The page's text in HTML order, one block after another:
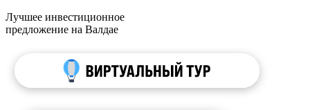
Лучшее инвестиционное
предложение на Валдае